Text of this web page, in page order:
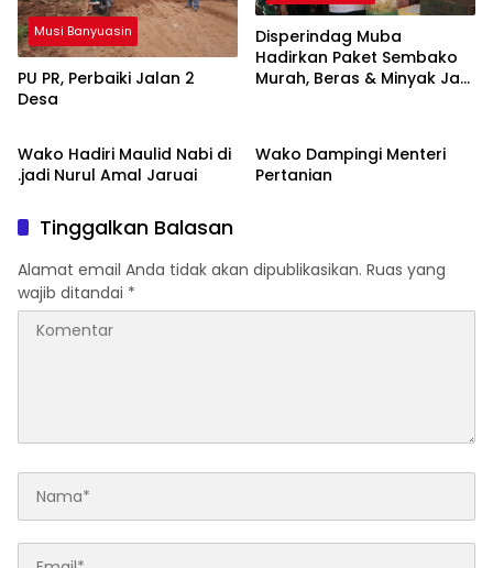
Musi Banyuasin
PU PR, Perbaiki Jalan 2
Desa
Disperindag Muba
Hadirkan Paket Sembako
Murah, Beras & Minyak Jadi
Musi Banyuasin
Wako Hadiri Maulid Nabi di
.jadi Nurul Amal Jaruai
Wako Dampingi Menteri
Pertanian
Tinggalkan Balasan
Alamat email Anda tidak akan dipublikasikan. Ruas yang
wajib ditandai *